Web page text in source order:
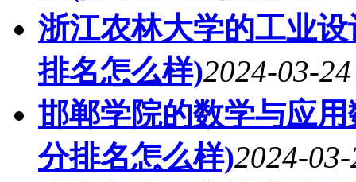
浙江农林大学的工业
排名怎么样)2024-03-
邯郸学院的数学与应
分排名怎么样)2024-